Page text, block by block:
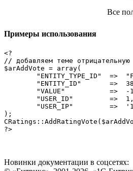
Все
Примеры использования
<?
// добавляем теме отрицательную
$arAddVote = array(
);
?>
Новинки документации в соцсетях: